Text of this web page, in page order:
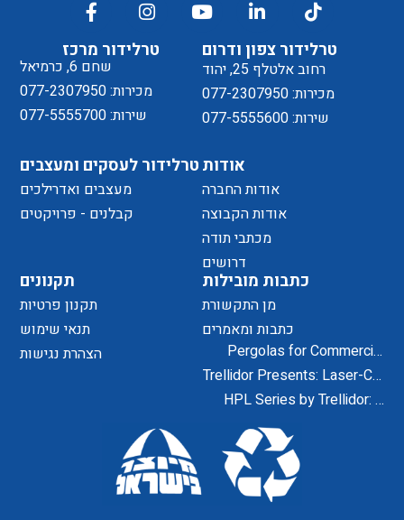
טרלידור מרכז
שחם 6, כרמיאל
מכירות: 077-2307950
שירות: 077-5555700
תקנונים
תקנון פרטיות
תנאי שימוש
הצהרת נגישות
כתבות מובילות
מן התקשורת
כתבות ומאמרים
Pergolas for Commercial
Centers and Residential
Projects
Trellidor Presents: Laser-Cut
Designs for Home Exteriors
and Interiors
HPL Series by Trellidor: A
טרלידור צפון ודרום
רחוב אלטלף 25, יהוד
מכירות: 077-2307950
שירות: 077-5555600
אודות
אודות החברה
אודות הקבוצה
מכתבי תודה
דרושים
טרלידור לעסקים ומעצבים
מעצבים ואדרילכים
קבלנים - פרויקטים